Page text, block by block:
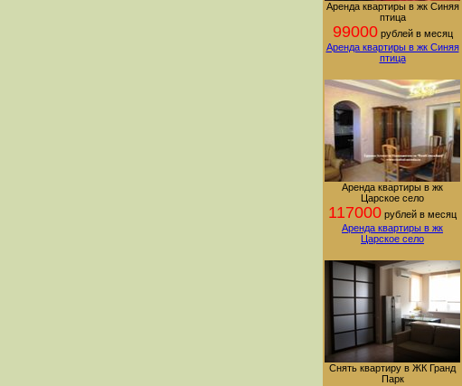
Аренда квартиры в жк Синяя
птица
99000рублей в месяц
Аренда квартиры в жк Синяя
птица
Аренда квартиры в жк
Царское село
117000 рублей в месяц
Аренда квартиры в жк
Царское село
Снять квартиру в ЖК Гранд
Парк